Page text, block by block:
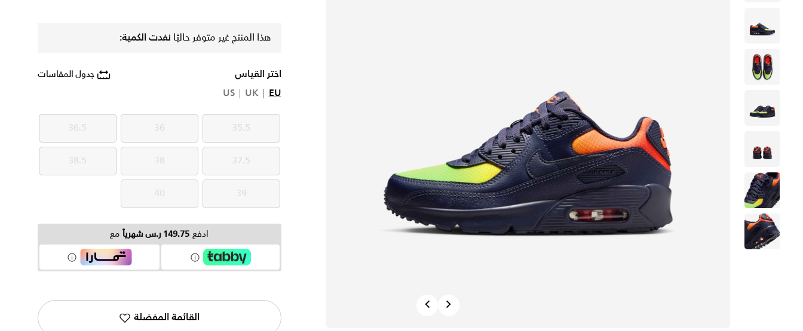
Next
هذا المنتج غير متوفر حاليًا نفدت الكمية:
اختر القياس جدول المقاسات
EU
UK
US
35.5
35.5
36
36
36.5
36.5
37.5
37.5
38
38
38.5
38.5
39
39
40
40
ادفع 149.75 ر.س شهرياً مع
القائمة المفضلة